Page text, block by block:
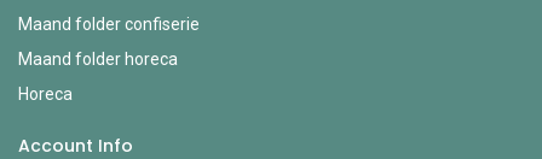
Maand folder confiserie
Maand folder horeca
Horeca
Account Info